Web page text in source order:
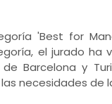
'Best for
el jurado ha
Barcelona y
necesidades de